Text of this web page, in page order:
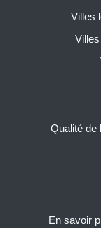
En savoir
Villes
Qualité de